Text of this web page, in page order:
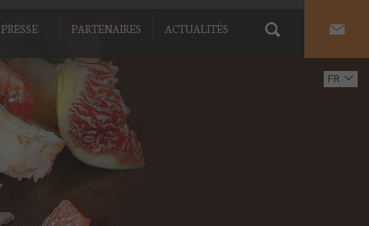
PRESSE PARTENAIRES ACTUALITÉS
FR